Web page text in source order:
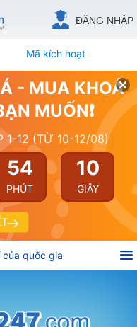
ĐĂNG NHẬP
Mã kích hoạt
- MUA KHOÁ
MUỐN❗
1-12 (TỪ 10-12/08)
54
PHÚT
10
GIÂY
của quốc gia